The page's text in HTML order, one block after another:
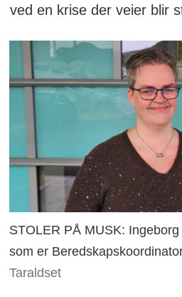
ved en krise der veier blir
STOLER PÅ MUSK:
som er
Taraldset